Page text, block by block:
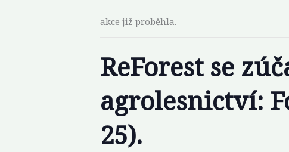
akce již proběhla.
ReForest se
agrolesnictví:
25).